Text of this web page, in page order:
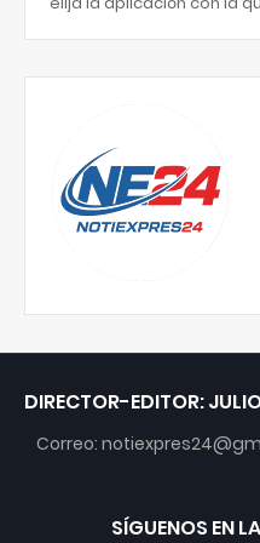
DIRECTOR-EDITOR:
Correo:
SÍGUENOS EN